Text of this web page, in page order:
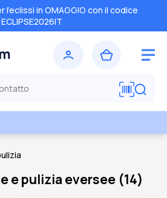
l'eclissi in OMAGGIO con il codice
ECLIPSE2026IT
e pulizia eversee (14)